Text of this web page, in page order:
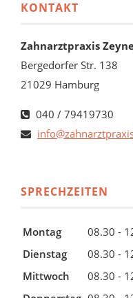
KONTAKT
Zahnarztpraxis
Bergedorfer Str. 138
21029 Hamburg
040 / 79419730
SPRECHZEITEN
Montag
08.30 -
Dienstag
08.30 -
Mittwoch
08.30 -